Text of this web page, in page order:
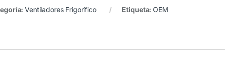
Ventiladores Frigorífico Etiqueta:OEM